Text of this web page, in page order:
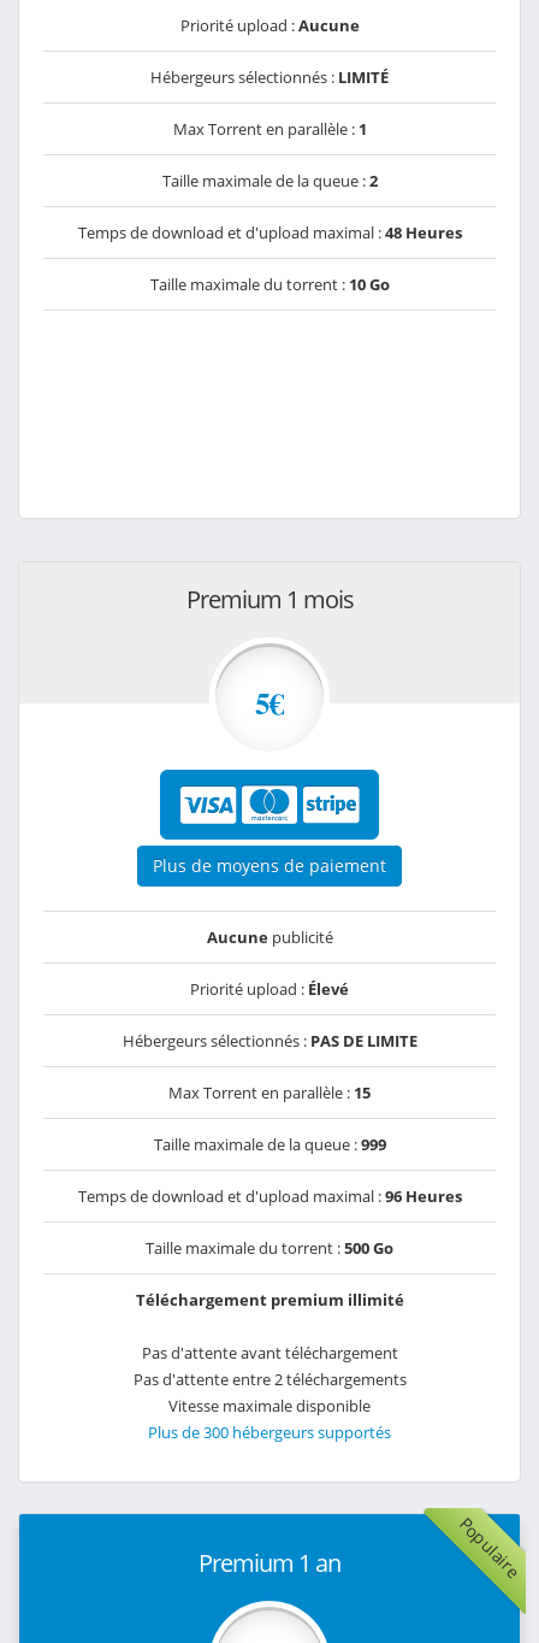
Priorité upload :Aucune
Hébergeurs sélectionnés : LIMITÉ
Max Torrent en parallèle : 1
Taille maximale de la queue :2
Temps de download et d'upload maximal :48 Heures
Taille maximale du torrent : 10 Go
Premium 1 mois
5€
Plus de moyens de paiement
Aucunepublicité
Priorité upload : Élevé
Hébergeurs sélectionnés : PAS DE LIMITE
Max Torrent en parallèle : 15
Taille maximale de la queue :999
Temps de download et d'upload maximal :96 Heures
Taille maximale du torrent :500 Go
Téléchargement premium illimité
Pas d'attente avant téléchargement
Pas d'attente entre 2 téléchargements
Vitesse maximale disponible
Plus de 300 hébergeurs supportés
Populaire
Premium 1 an